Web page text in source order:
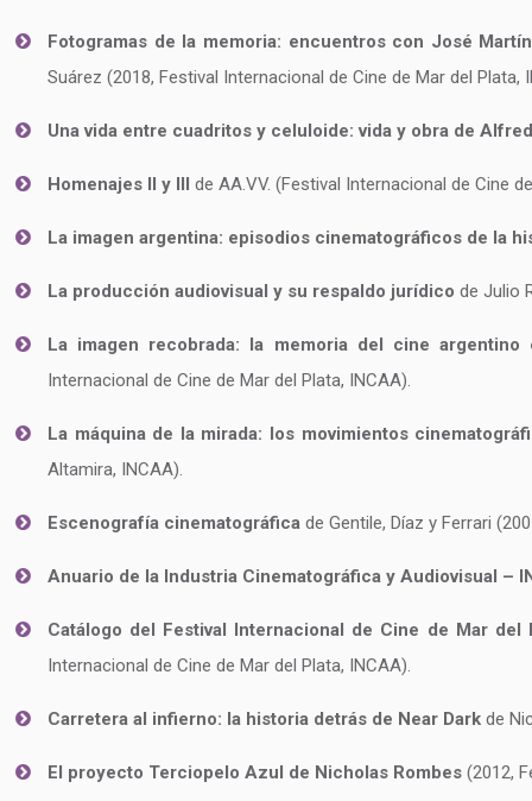
Fotogramas de la memoria: encuentros con José
Suárez (2018, Festival Internacional de Cine de Mar del Plata,
Una vida entre cuadritos y celuloide: vida y obra de
Homenajes II y III de AA.VV. (Festival Internacional de Cine
La imagen argentina: episodios cinematográficos de la
La producción audiovisual y su respaldo jurídico de Julio
La imagen recobrada: la memoria del cine
Internacional de Cine de Mar del Plata, INCAA).
La máquina de la mirada: los movimientos
Altamira, INCAA).
Escenografía cinematográfica de Gentile, Díaz y Ferrari
Anuario de la Industria Cinematográfica y Audiovisual –
Catálogo del Festival Internacional de Cine de Mar del
Internacional de Cine de Mar del Plata, INCAA).
Carretera al infierno: la historia detrás de Near Dark de
El proyecto Terciopelo Azul de Nicholas Rombes (2012,